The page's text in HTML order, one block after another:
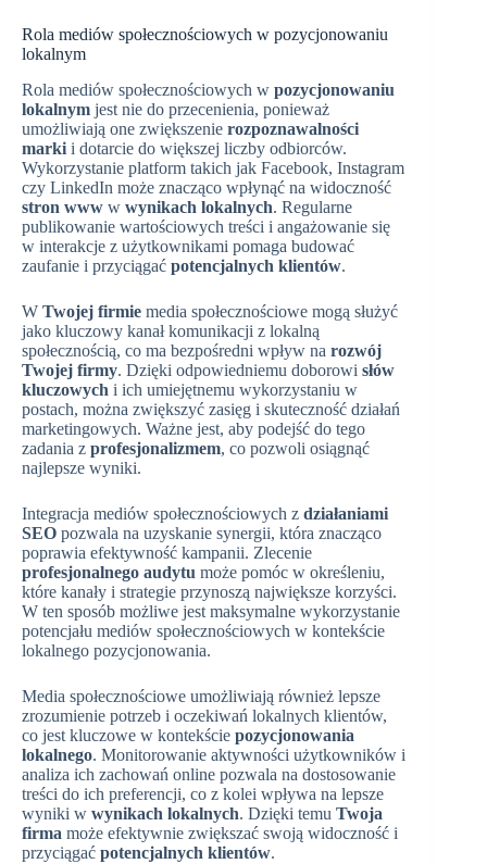
Rola mediów społecznościowych w pozycjonowaniu
lokalnym
Rola mediów społecznościowych w pozycjonowaniu
lokalnym jest nie do przecenienia, ponieważ
umożliwiają one zwiększenie rozpoznawalności
marki i dotarcie do większej liczby odbiorców.
Wykorzystanie platform takich jak Facebook, Instagram
czy LinkedIn może znacząco wpłynąć na widoczność
stron www w wynikach lokalnych. Regularne
publikowanie wartościowych treści i angażowanie się
w interakcje z użytkownikami pomaga budować
zaufanie i przyciągać potencjalnych klientów.
W Twojej firmie media społecznościowe mogą służyć
jako kluczowy kanał komunikacji z lokalną
społecznością, co ma bezpośredni wpływ na rozwój
Twojej firmy. Dzięki odpowiedniemu doborowi słów
kluczowych i ich umiejętnemu wykorzystaniu w
postach, można zwiększyć zasięg i skuteczność działań
marketingowych. Ważne jest, aby podejść do tego
zadania z profesjonalizmem, co pozwoli osiągnąć
najlepsze wyniki.
Integracja mediów społecznościowych z działaniami
SEO pozwala na uzyskanie synergii, która znacząco
poprawia efektywność kampanii. Zlecenie
profesjonalnego audytu może pomóc w określeniu,
które kanały i strategie przynoszą największe korzyści.
W ten sposób możliwe jest maksymalne wykorzystanie
potencjału mediów społecznościowych w kontekście
lokalnego pozycjonowania.
Media społecznościowe umożliwiają również lepsze
zrozumienie potrzeb i oczekiwań lokalnych klientów,
co jest kluczowe w kontekście pozycjonowania
lokalnego. Monitorowanie aktywności użytkowników i
analiza ich zachowań online pozwala na dostosowanie
treści do ich preferencji, co z kolei wpływa na lepsze
wyniki w wynikach lokalnych. Dzięki temu Twoja
firma może efektywnie zwiększać swoją widoczność i
przyciągać potencjalnych klientów.